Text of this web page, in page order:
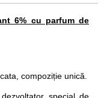
6% cu parfum de
compoziție unică.